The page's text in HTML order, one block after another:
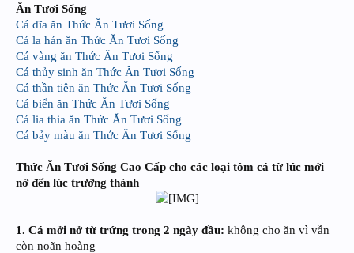
Ăn Tươi Sống
Cá dĩa ăn Thức Ăn Tươi Sống
Cá la hán ăn Thức Ăn Tươi Sống
Cá vàng ăn Thức Ăn Tươi Sống
Cá thủy sinh ăn Thức Ăn Tươi Sống
Cá thần tiên ăn Thức Ăn Tươi Sống
Cá biển ăn Thức Ăn Tươi Sống
Cá lia thia ăn Thức Ăn Tươi Sống
Cá bảy màu ăn Thức Ăn Tươi Sống
Thức Ăn Tươi Sống Cao Cấp cho các loại tôm cá từ lúc mới
nở đến lúc trưởng thành
1. Cá mởi nở từ trứng trong 2 ngày đầu: không cho ăn vì vẫn
còn noãn hoàng